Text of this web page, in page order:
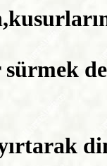
yırtarak